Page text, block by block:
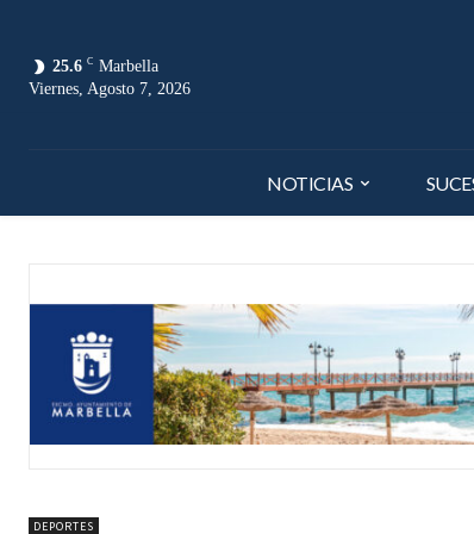
25.6 C Marbella
Viernes, Agosto 7, 2026
NOTICIAS
DEPORTES